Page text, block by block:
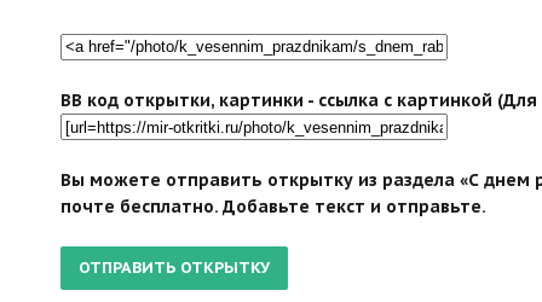
BB код открытки, картинки - ссылка с картинкой
Вы можете отправить открытку из раздела «С днем
почте бесплатно. Добавьте текст и отправьте.